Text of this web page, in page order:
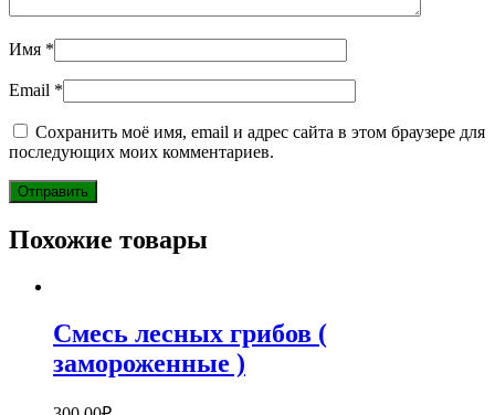
Имя *
Email *
Сохранить моё имя, email и адрес сайта в этом браузере для
последующих моих комментариев.
Похожие товары
Смесь лесных грибов (
замороженные )